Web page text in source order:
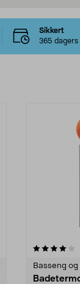
Sikkert
365 dagers
Basseng